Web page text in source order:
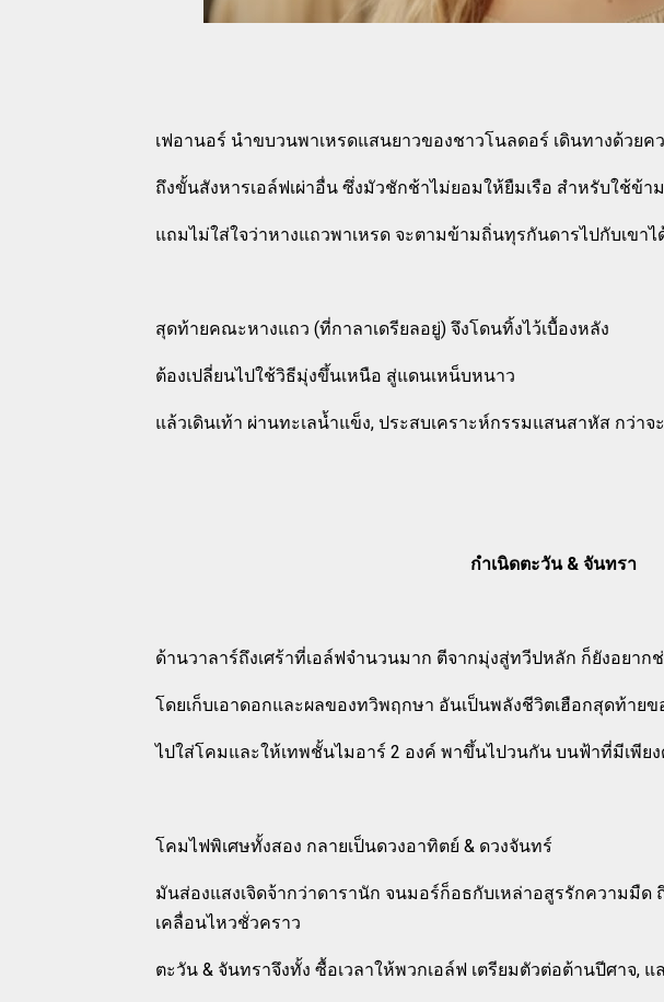
เฟอานอร์ นำขบวนพาเหรดแสนยาวของชาวโนลดอร์ เดินทางด้วยค
ถึงขั้นสังหารเอล์ฟเผ่าอื่น ซึ่งมัวชักช้าไม่ยอมให้ยืมเรือ สำหรับใช้ข้า
แถมไม่ใส่ใจว่าหางแถวพาเหรด จะตามข้ามถิ่นทุรกันดารไปกับเขา
สุดท้ายคณะหางแถว (ที่กาลาเดรียลอยู่) จึงโดนทิ้งไว้เบื้องหลัง
ต้องเปลี่ยนไปใช้วิธีมุ่งขึ้นเหนือ สู่แดนเหน็บหนาว
แล้วเดินเท้า ผ่านทะเลน้ำแข็ง, ประสบเคราะห์กรรมแสนสาหัส กว่าจ
กำเนิดตะวัน & จันทรา
ด้านวาลาร์ถึงเศร้าที่เอล์ฟจำนวนมาก ตีจากมุ่งสู่ทวีปหลัก ก็ยังอยาก
โดยเก็บเอาดอกและผลของทวิพฤกษา อันเป็นพลังชีวิตเฮือกสุดท้าย
ไปใส่โคมและให้เทพชั้นไมอาร์ 2 องค์ พาขึ้นไปวนกัน บนฟ้าที่มีเพียง
โคมไฟพิเศษทั้งสอง กลายเป็นดวงอาทิตย์ & ดวงจันทร์
มันส่องแสงเจิดจ้ากว่าดารานัก จนมอร์ก็อธกับเหล่าอสูรรักความมืด
เคลื่อนไหวชั่วคราว
ตะวัน & จันทราจึงทั้ง ซื้อเวลาให้พวกเอล์ฟ เตรียมตัวต่อต้านปีศาจ,